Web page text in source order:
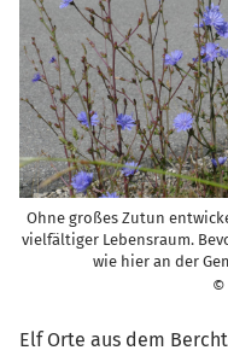
Ohne großes Zutun
vielfältiger Lebensraum.
wie hier an der
©
Elf Orte aus dem